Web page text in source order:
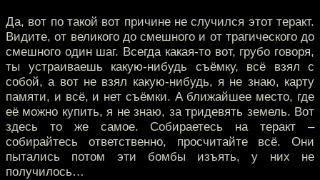
Да, вот по такой вот причине не случился этот теракт.
Видите, от великого до смешного и от трагического до
смешного один шаг. Всегда какая-то вот, грубо говоря,
ты устраиваешь какую-нибудь съёмку, всё взял с
собой, а вот не взял какую-нибудь, я не знаю, карту
памяти, и всё, и нет съёмки. А ближайшее место, где
её можно купить, я не знаю, за тридевять земель. Вот
здесь то же самое. Собираетесь на теракт –
собирайтесь ответственно, просчитайте всё. Они
пытались потом эти бомбы изъять, у них не
получилось…